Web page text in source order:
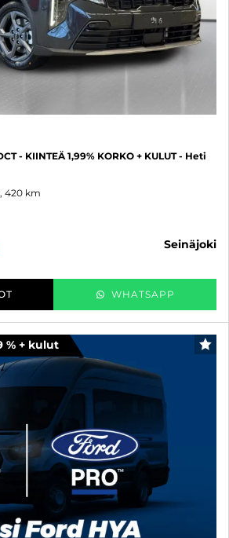
- KIINTEÄ 1,99% KORKO + KULUT - Heti
420 km
seinäjoki
WHATSAPP
% + kulut